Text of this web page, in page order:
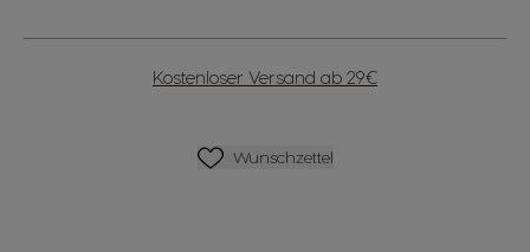
Kostenloser Versand ab 29€
Wunschzettel
Wunschzettel